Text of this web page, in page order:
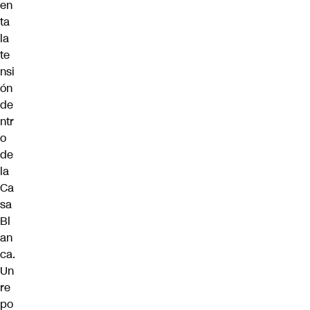
en
ta
la
te
nsi
ón
de
ntr
o
de
la
Ca
sa
Bl
an
ca.
Un
re
po